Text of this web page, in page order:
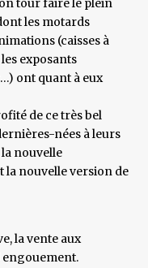
tour faire le plein
les motards
(caisses à
exposants
ont quant à eux
de ce très bel
nées à leurs
la nouvelle
la nouvelle version de
la vente aux
engouement.